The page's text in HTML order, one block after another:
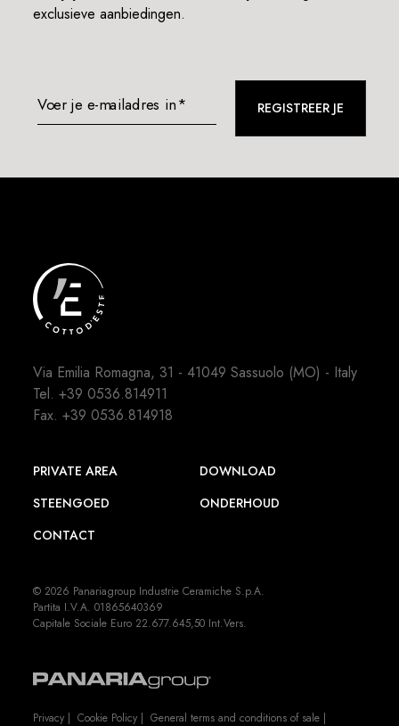
exclusieve aanbiedingen.
Voer je e-mailadres in* REGISTREER JE
Via Emilia Romagna, 31 - 41049 Sassuolo (MO) - Italy
Tel.+39 0536.814911
Fax. +39 0536.814918
PRIVATE AREA
DOWNLOAD
STEENGOED
ONDERHOUD
CONTACT
© 2026 Panariagroup Industrie Ceramiche S.p.A.
Partita I.V.A. 01865640369
Capitale Sociale Euro 22.677.645,50 Int.Vers.
Privacy |Cookie Policy |General terms and conditions of sale |